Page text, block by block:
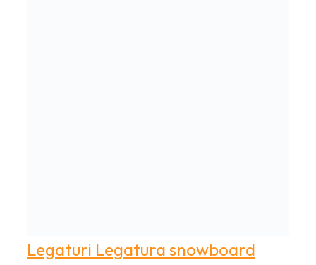
Legaturi Legatura snowboard